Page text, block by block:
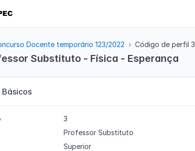
Docente temporário 123/2022 Código de perfil 3
Substituto - Física - Esperança
Básicos
3
Professor Substituto
Superior